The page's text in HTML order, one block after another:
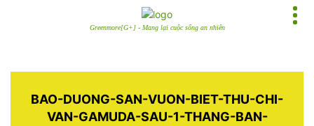
Greenmore[G+] - Mang lại cuộc sống an nhiên
BAO-DUONG-SAN-VUON-BIET-THU-CHI-
VAN-GAMUDA-SAU-1-THANG-BAN-